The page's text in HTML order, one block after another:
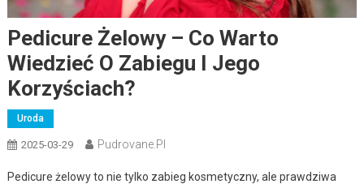
Pedicure Żelowy – Co Warto
Wiedzieć O Zabiegu I Jego
Korzyściach?
Uroda
2025-03-29 Pudrovane.pl
Pedicure żelowy to nie tylko zabieg kosmetyczny, ale prawdziwa